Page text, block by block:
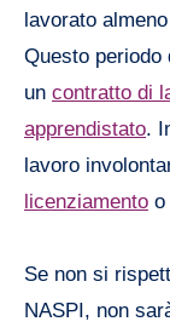
lavorato
Questo
un contratto di
apprendistato.
lavoro
licenziamento o
Se non si
NASPI, non